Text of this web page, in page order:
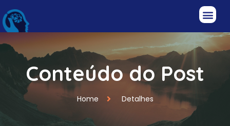
Conteúdo do Post
Home Detalhes